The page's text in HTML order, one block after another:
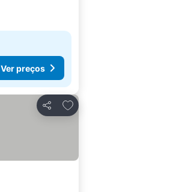
Ver preços
Partilhar
Adicionar aos favoritos